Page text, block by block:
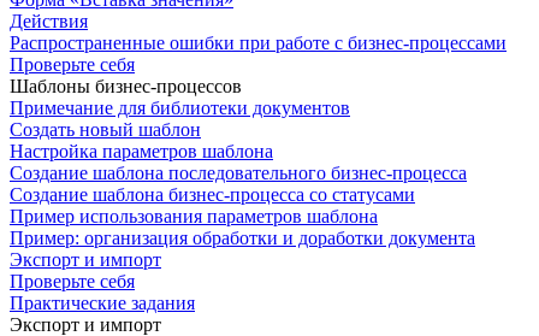
Действия
Распространенные ошибки при работе с бизнес-процессами
Проверьте себя
Шаблоны бизнес-процессов
Примечание для библиотеки документов
Создать новый шаблон
Настройка параметров шаблона
Создание шаблона последовательного бизнес-процесса
Создание шаблона бизнес-процесса со статусами
Пример использования параметров шаблона
Пример: организация обработки и доработки документа
Экспорт и импорт
Проверьте себя
Практические задания
Экспорт и импорт